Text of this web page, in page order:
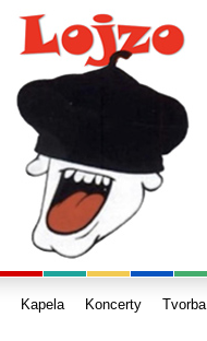
Kapela Koncerty Tvorba